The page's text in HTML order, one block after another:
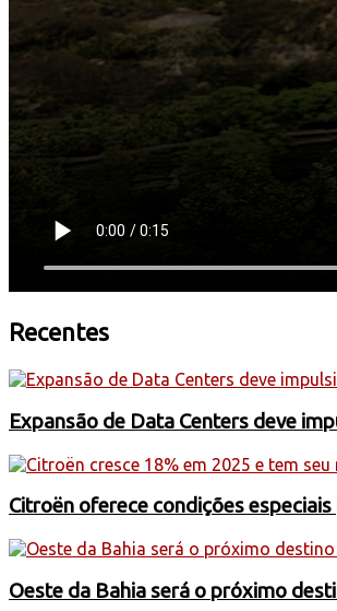
Recentes
Expansão de Data Centers deve
Citroën oferece condições
Oeste da Bahia será o próximo